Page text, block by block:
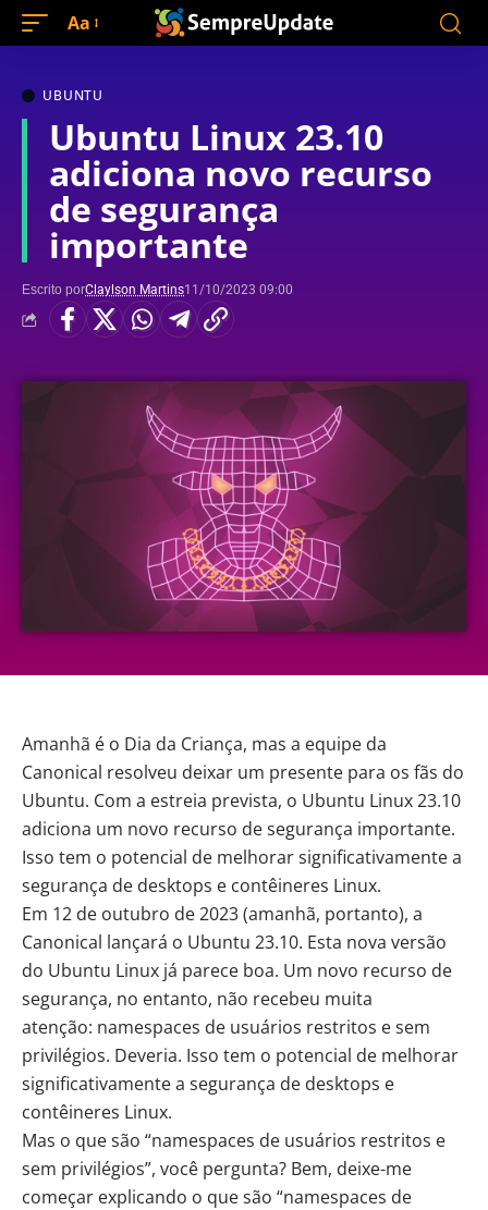
Aa
UBUNTU
Ubuntu Linux 23.10
adiciona novo recurso
de segurança
importante
Escrito porClaylson Martins11/10/2023 09:00
Amanhã é o Dia da Criança, mas a equipe da
Canonical resolveu deixar um presente para os fãs do
Ubuntu. Com a estreia prevista, o Ubuntu Linux 23.10
adiciona um novo recurso de segurança importante.
Isso tem o potencial de melhorar significativamente a
segurança de desktops e contêineres Linux.
Em 12 de outubro de 2023 (amanhã, portanto), a
Canonical lançará o Ubuntu 23.10. Esta nova versão
do Ubuntu Linux já parece boa. Um novo recurso de
segurança, no entanto, não recebeu muita
atenção: namespaces de usuários restritos e sem
privilégios. Deveria. Isso tem o potencial de melhorar
significativamente a segurança de desktops e
contêineres Linux.
Mas o que são “namespaces de usuários restritos e
sem privilégios”, você pergunta? Bem, deixe-me
começar explicando o que são “namespaces de